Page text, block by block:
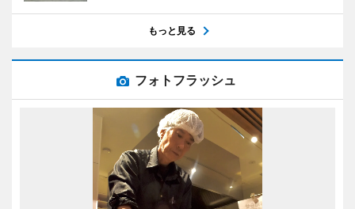
もっと見る
フォトフラッシュ